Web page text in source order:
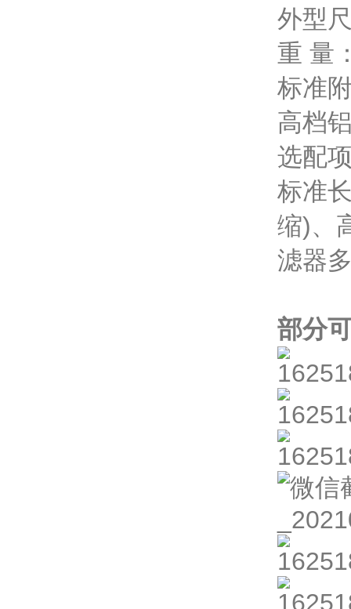
外型
重 量
标准
高档
选配
标准
缩)、
滤器
部分